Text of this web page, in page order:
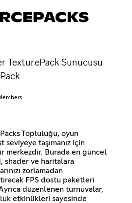
TexturePack Sunucusu
Topluluğu, oyun
seviyeye taşımanız için
merkezdir. Burada en güncel
shader ve haritalara
zorlamadan
FPS dostu paketleri
düzenlenen turnuvalar,
etkinlikleri sayesinde